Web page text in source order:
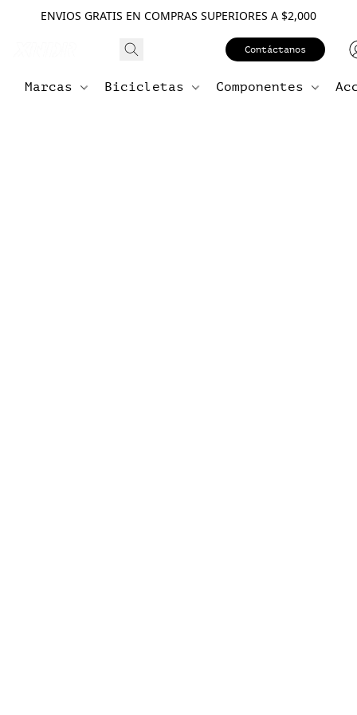
ENVIOS GRATIS EN COMPRAS SUPERIORES A $2,000
Contáctanos
Marcas Bicicletas Componentes